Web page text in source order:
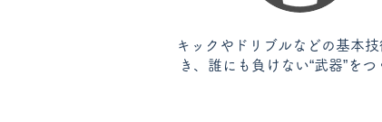
キックやドリブルなどの基本
き、誰にも負けない“武器”をつ